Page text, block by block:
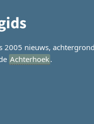
2005 nieuws,
Achterhoek.